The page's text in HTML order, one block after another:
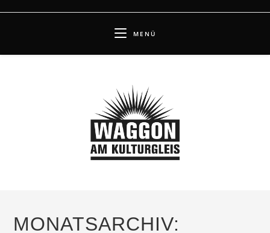
MENÜ
MONATSARCHIV: